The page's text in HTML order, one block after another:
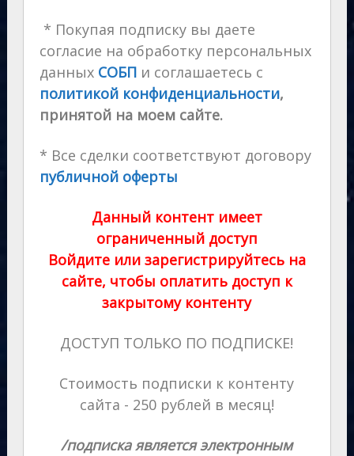
* Покупая подписку вы даете
согласие на обработку персональных
данных СОБП и соглашаетесь с
политикой конфиденциальности,
принятой на моем сайте.
* Все сделки соответствуют договору
публичной оферты
Данный контент имеет
ограниченный доступ
Войдите или зарегистрируйтесь на
сайте, чтобы оплатить доступ к
закрытому контенту
ДОСТУП ТОЛЬКО ПО ПОДПИСКЕ!
Стоимость подписки к контенту
сайта - 250 рублей в месяц!
/подписка является электронным